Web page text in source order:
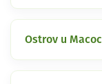
Ostrov u